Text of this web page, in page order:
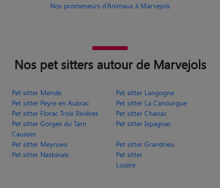
Nos promeneurs d’Animaux à Marvejols
Nos pet sitters autour de Marvejols
Pet sitter Mende
Pet sitter Langogne
Pet sitter Peyre en Aubrac
Pet sitter La Canourgue
Pet sitter Florac Trois Rivières
Pet sitter Chanac
Pet sitter Gorges du Tarn
Causses
Pet sitter Ispagnac
Pet sitter Meyrueis
Pet sitter Grandrieu
Pet sitter Nasbinals
Pet sitter
Lozère